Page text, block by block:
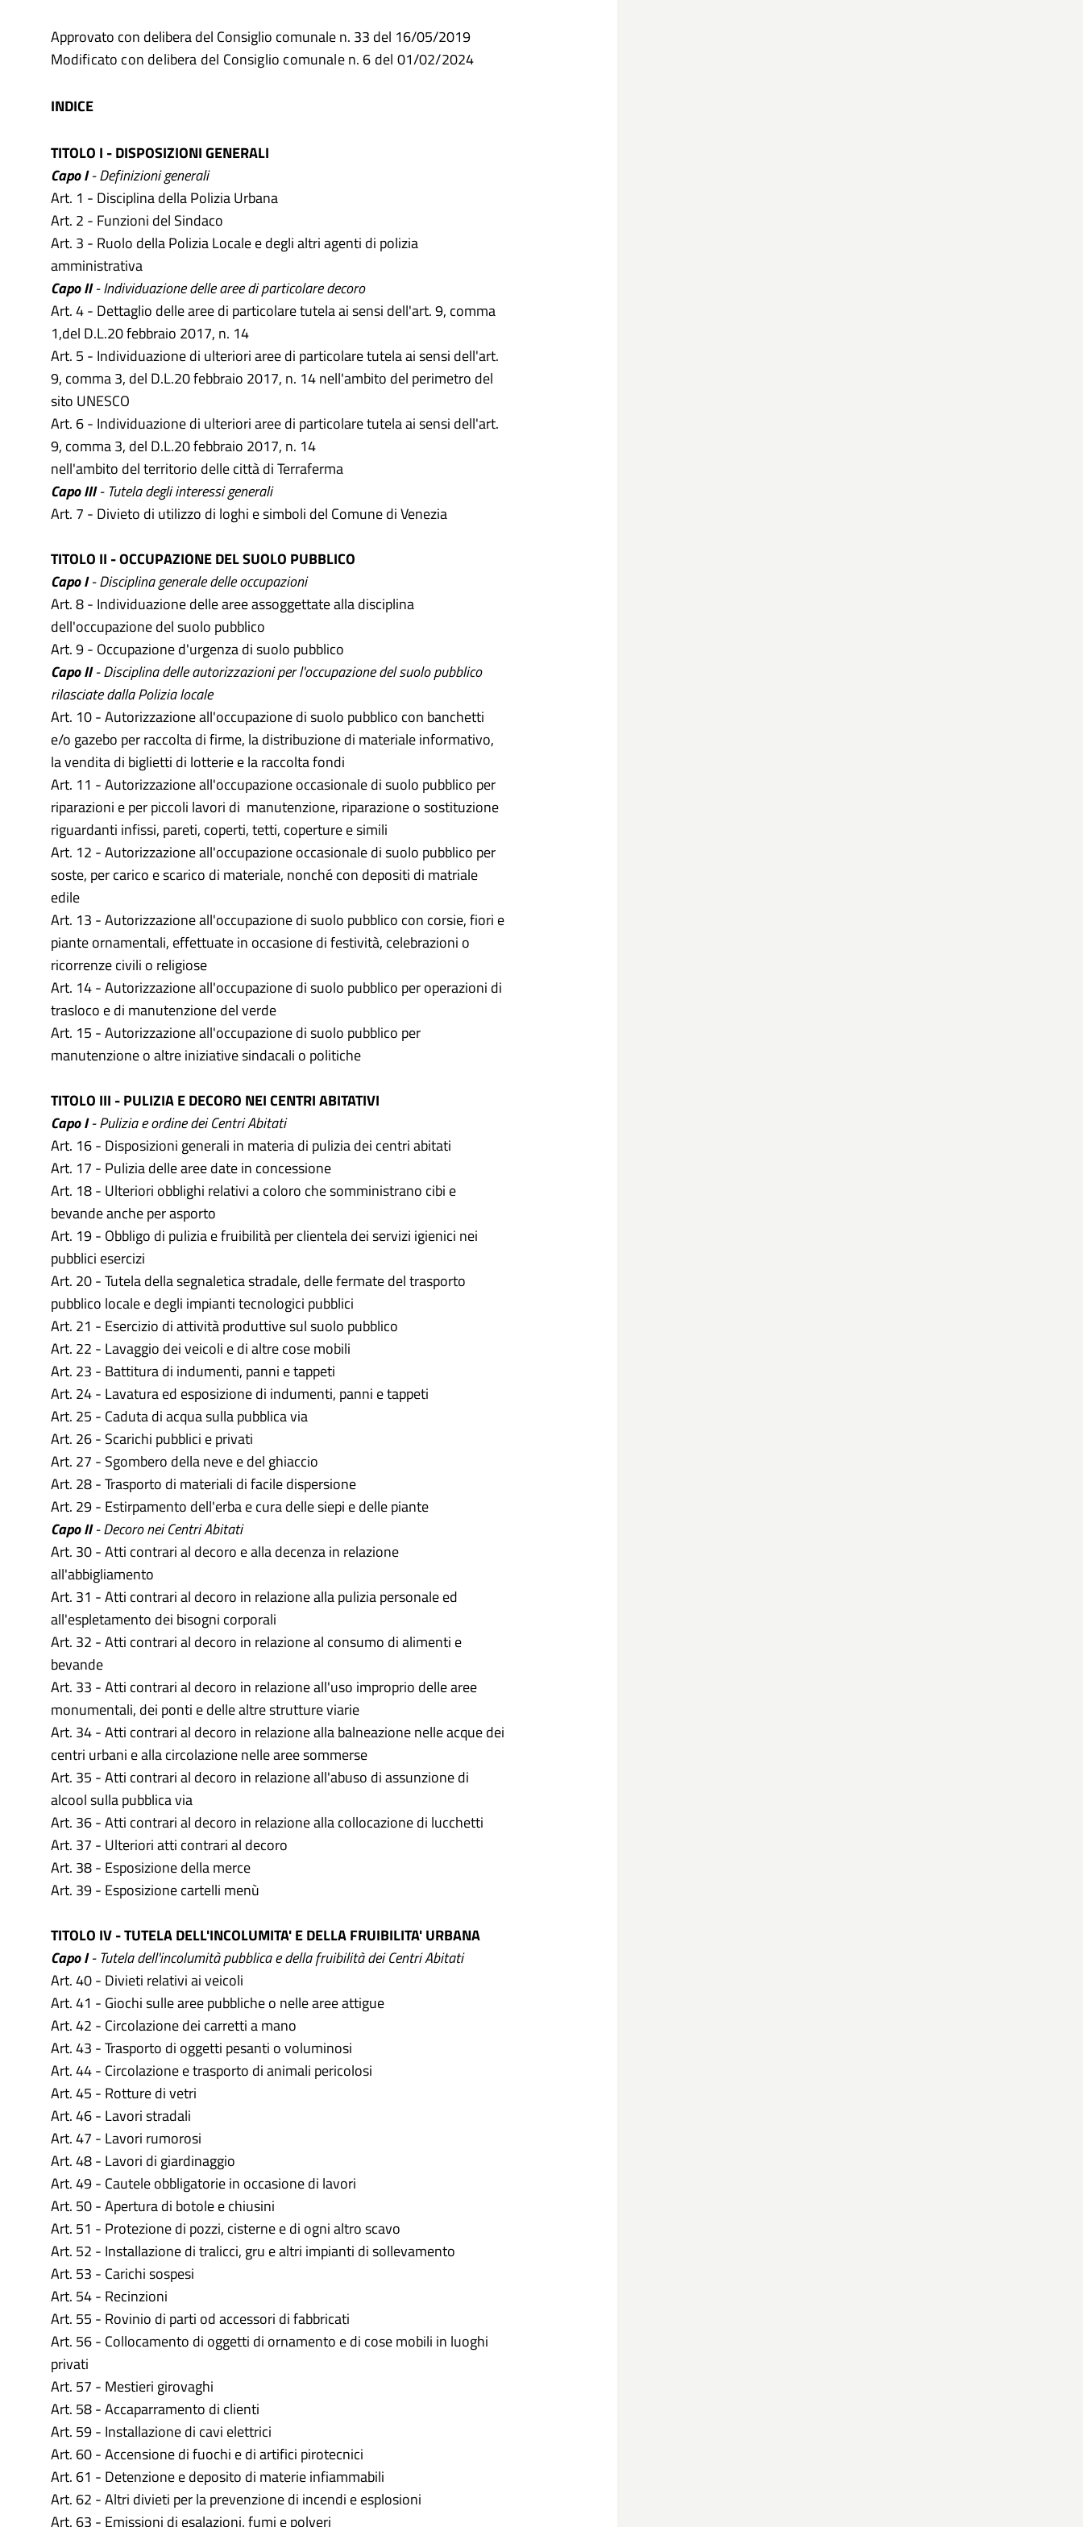
Approvato con delibera del Consiglio comunale n. 33 del 16/05/2019
Modificato con delibera del Consiglio comunale n. 6 del 01/02/2024
INDICE
TITOLO I - DISPOSIZIONI GENERALI
Capo I- Definizioni generali
Art. 1 - Disciplina della Polizia Urbana
Art. 2 - Funzioni del Sindaco
Art. 3 - Ruolo della Polizia Locale e degli altri agenti di polizia
amministrativa
Capo II- Individuazione delle aree di particolare decoro
Art. 4 - Dettaglio delle aree di particolare tutela ai sensi dell'art. 9, comma
1,del D.L.20 febbraio 2017, n. 14
Art. 5 - Individuazione di ulteriori aree di particolare tutela ai sensi dell'art.
9, comma 3, del D.L.20 febbraio 2017, n. 14 nell'ambito del perimetro del
sito UNESCO
Art. 6 - Individuazione di ulteriori aree di particolare tutela ai sensi dell'art.
9, comma 3, del D.L.20 febbraio 2017, n. 14
nell'ambito del territorio delle città di Terraferma
Capo III- Tutela degli interessi generali
Art. 7 - Divieto di utilizzo di loghi e simboli del Comune di Venezia
TITOLO II - OCCUPAZIONE DEL SUOLO PUBBLICO
Capo I- Disciplina generale delle occupazioni
Art. 8 - Individuazione delle aree assoggettate alla disciplina
dell'occupazione del suolo pubblico
Art. 9 - Occupazione d'urgenza di suolo pubblico
Capo II- Disciplina delle autorizzazioni per l'occupazione del suolo pubblico
rilasciate dalla Polizia locale
Art. 10 - Autorizzazione all'occupazione di suolo pubblico con banchetti
e/o gazebo per raccolta di firme, la distribuzione di materiale informativo,
la vendita di biglietti di lotterie e la raccolta fondi
Art. 11 - Autorizzazione all'occupazione occasionale di suolo pubblico per
riparazioni e per piccoli lavori di manutenzione, riparazione o sostituzione
riguardanti infissi, pareti, coperti, tetti, coperture e simili
Art. 12 - Autorizzazione all'occupazione occasionale di suolo pubblico per
soste, per carico e scarico di materiale, nonché con depositi di matriale
edile
Art. 13 - Autorizzazione all'occupazione di suolo pubblico con corsie, fiori e
piante ornamentali, effettuate in occasione di festività, celebrazioni o
ricorrenze civili o religiose
Art. 14 - Autorizzazione all'occupazione di suolo pubblico per operazioni di
trasloco e di manutenzione del verde
Art. 15 - Autorizzazione all'occupazione di suolo pubblico per
manutenzione o altre iniziative sindacali o politiche
TITOLO III - PULIZIA E DECORO NEI CENTRI ABITATIVI
Capo I- Pulizia e ordine dei Centri Abitati
Art. 16 - Disposizioni generali in materia di pulizia dei centri abitati
Art. 17 - Pulizia delle aree date in concessione
Art. 18 - Ulteriori obblighi relativi a coloro che somministrano cibi e
bevande anche per asporto
Art. 19 - Obbligo di pulizia e fruibilità per clientela dei servizi igienici nei
pubblici esercizi
Art. 20 - Tutela della segnaletica stradale, delle fermate del trasporto
pubblico locale e degli impianti tecnologici pubblici
Art. 21 - Esercizio di attività produttive sul suolo pubblico
Art. 22 - Lavaggio dei veicoli e di altre cose mobili
Art. 23 - Battitura di indumenti, panni e tappeti
Art. 24 - Lavatura ed esposizione di indumenti, panni e tappeti
Art. 25 - Caduta di acqua sulla pubblica via
Art. 26 - Scarichi pubblici e privati
Art. 27 - Sgombero della neve e del ghiaccio
Art. 28 - Trasporto di materiali di facile dispersione
Art. 29 - Estirpamento dell'erba e cura delle siepi e delle piante
Capo II- Decoro nei Centri Abitati
Art. 30 - Atti contrari al decoro e alla decenza in relazione
all'abbigliamento
Art. 31 - Atti contrari al decoro in relazione alla pulizia personale ed
all'espletamento dei bisogni corporali
Art. 32 - Atti contrari al decoro in relazione al consumo di alimenti e
bevande
Art. 33 - Atti contrari al decoro in relazione all'uso improprio delle aree
monumentali, dei ponti e delle altre strutture viarie
Art. 34 - Atti contrari al decoro in relazione alla balneazione nelle acque dei
centri urbani e alla circolazione nelle aree sommerse
Art. 35 - Atti contrari al decoro in relazione all'abuso di assunzione di
alcool sulla pubblica via
Art. 36 - Atti contrari al decoro in relazione alla collocazione di lucchetti
Art. 37 - Ulteriori atti contrari al decoro
Art. 38 - Esposizione della merce
Art. 39 - Esposizione cartelli menù
TITOLO IV - TUTELA DELL'INCOLUMITA' E DELLA FRUIBILITA' URBANA
Capo I- Tutela dell'incolumità pubblica e della fruibilità dei Centri Abitati
Art. 40 - Divieti relativi ai veicoli
Art. 41 - Giochi sulle aree pubbliche o nelle aree attigue
Art. 42 - Circolazione dei carretti a mano
Art. 43 - Trasporto di oggetti pesanti o voluminosi
Art. 44 - Circolazione e trasporto di animali pericolosi
Art. 45 - Rotture di vetri
Art. 46 - Lavori stradali
Art. 47 - Lavori rumorosi
Art. 48 - Lavori di giardinaggio
Art. 49 - Cautele obbligatorie in occasione di lavori
Art. 50 - Apertura di botole e chiusini
Art. 51 - Protezione di pozzi, cisterne e di ogni altro scavo
Art. 52 - Installazione di tralicci, gru e altri impianti di sollevamento
Art. 53 - Carichi sospesi
Art. 54 - Recinzioni
Art. 55 - Rovinio di parti od accessori di fabbricati
Art. 56 - Collocamento di oggetti di ornamento e di cose mobili in luoghi
privati
Art. 57 - Mestieri girovaghi
Art. 58 - Accaparramento di clienti
Art. 59 - Installazione di cavi elettrici
Art. 60 - Accensione di fuochi e di artifici pirotecnici
Art. 61 - Detenzione e deposito di materie infiammabili
Art. 62 - Altri divieti per la prevenzione di incendi e esplosioni
Art. 63 - Emissioni di esalazioni, fumi e polveri